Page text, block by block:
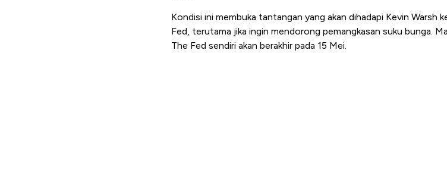
Kondisi ini membuka tantangan yang akan dihadapi Kevin Warsh
Fed, terutama jika ingin mendorong pemangkasan suku bunga.
The Fed sendiri akan berakhir pada 15 Mei.